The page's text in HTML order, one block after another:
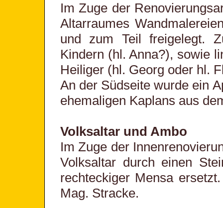
Im Zuge der
Altarraumes
und zum Teil freigelegt.
Kindern (hl. Anna?), sowie
Heiliger (hl. Georg oder hl.
An der Südseite wurde ein
ehemaligen Kaplans aus
Volksaltar und Ambo
Im Zuge der
Volksaltar durch einen
rechteckiger Mensa
Mag. Stracke.